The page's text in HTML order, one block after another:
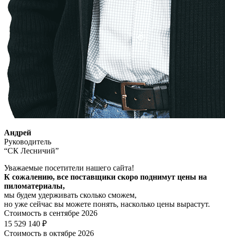
Андрей
Руководитель
“СК Лесничий”
Уважаемые посетители нашего сайта!
К сожалению, все поставщики скоро поднимут цены на
пиломатериалы,
мы будем удерживать сколько сможем,
но уже сейчас вы можете понять, насколько цены вырастут.
Стоимость в сентябре 2026
15 529 140 ₽
Стоимость в октябре 2026